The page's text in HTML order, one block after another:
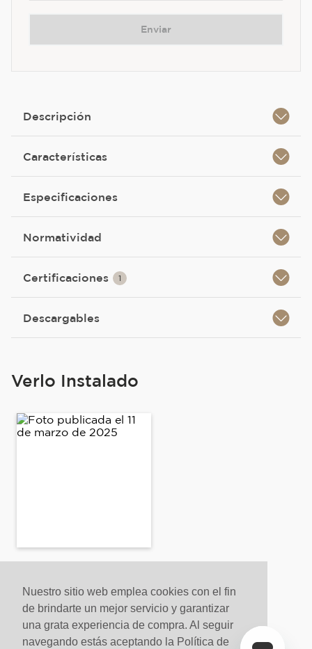
Nuestro sitio web emplea cookies con el fin
de brindarte un mejor servicio y garantizar
una grata experiencia de compra. Al seguir
navegando estás aceptando la Política de
Enviar
Descripción
Características
Especificaciones
Normatividad
Certificaciones 1
Descargables
Verlo Instalado
Quienes vieron este producto
también compraron